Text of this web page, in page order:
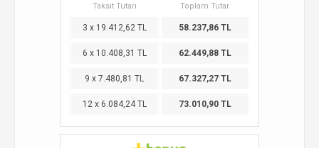
Taksit Tutarı Toplam Tutar
3 x 19.412,62 TL 58.237,86 TL
6 x 10.408,31 TL 62.449,88 TL
9 x 7.480,81 TL 67.327,27 TL
12 x 6.084,24 TL 73.010,90 TL